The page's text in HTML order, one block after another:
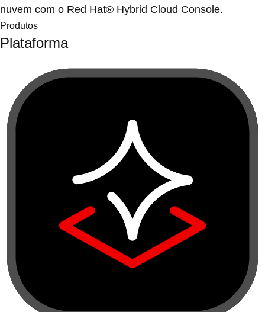
nuvem com o Red Hat® Hybrid Cloud Console.
Produtos
Plataforma